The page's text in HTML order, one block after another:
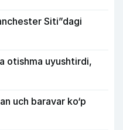
Siti”dagi
otishma uyushtirdi,
uch baravar ko‘p